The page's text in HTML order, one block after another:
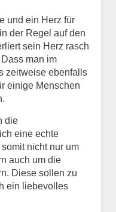
und ein Herz für
der Regel auf den
sein Herz rasch
man im
zeitweise ebenfalls
einige Menschen
die
eine echte
nicht nur um
auch um die
Diese sollen zu
ein liebevolles